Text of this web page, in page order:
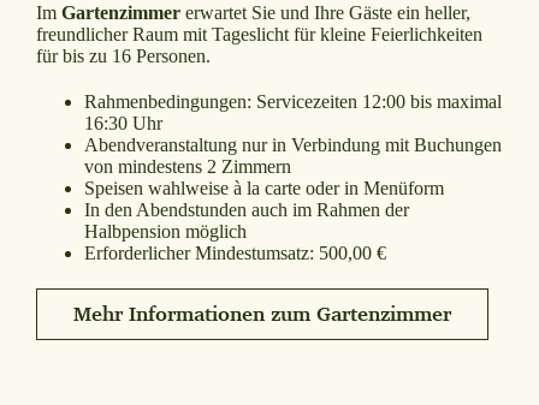
Im Gartenzimmer erwartet Sie und Ihre Gäste ein heller,
freundlicher Raum mit Tageslicht für kleine Feierlichkeiten
für bis zu 16 Personen.
Rahmenbedingungen: Servicezeiten 12:00 bis maximal
16:30 Uhr
Abendveranstaltung nur in Verbindung mit Buchungen
von mindestens 2 Zimmern
Speisen wahlweise à la carte oder in Menüform
In den Abendstunden auch im Rahmen der
Halbpension möglich
Erforderlicher Mindestumsatz: 500,00 €
Mehr Informationen zum Gartenzimmer